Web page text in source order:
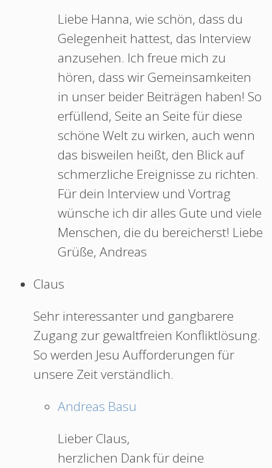
Liebe Hanna, wie schön, dass du
Gelegenheit hattest, das Interview
anzusehen. Ich freue mich zu
hören, dass wir Gemeinsamkeiten
in unser beider Beiträgen haben! So
erfüllend, Seite an Seite für diese
schöne Welt zu wirken, auch wenn
das bisweilen heißt, den Blick auf
schmerzliche Ereignisse zu richten.
Für dein Interview und Vortrag
wünsche ich dir alles Gute und viele
Menschen, die du bereicherst! Liebe
Grüße, Andreas
Claus
Sehr interessanter und gangbarere
Zugang zur gewaltfreien Konfliktlösung.
So werden Jesu Aufforderungen für
unsere Zeit verständlich.
Andreas Basu
Lieber Claus,
herzlichen Dank für deine